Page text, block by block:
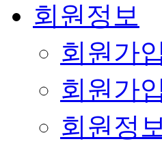
회원정보
회원가
회원가입
회원정